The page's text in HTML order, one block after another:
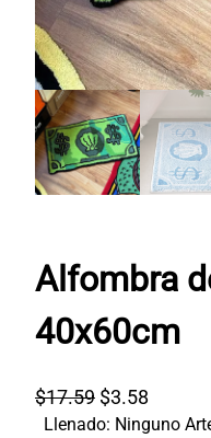
Alfombra
40x60cm
$17.59 E
l
$3.58
l
Llenado: Ninguno